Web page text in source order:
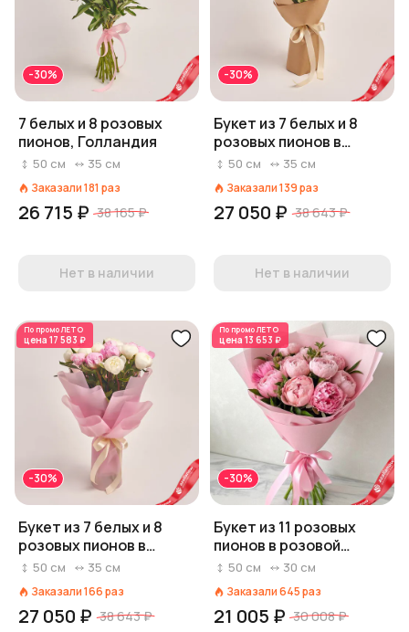
-30%
7 белых и 8 розовых
пионов, Голландия
50 см 35 см
Заказали181 раз
26 715 ₽ 38 165 ₽
Нет в наличии
-30%
Букет из 7 белых и 8
розовых пионов в
крафте
50 см 35 см
Заказали139раз
27 050 ₽ 38 643 ₽
Нет в наличии
По промоЛЕТО
цена 17 583 ₽
-30%
Букет из 7 белых и 8
розовых пионов в
розовой пленке
50 см 35 см
Заказали166раз
27 050 ₽ 38 643 ₽
По промоЛЕТО
цена 13 653 ₽
-30%
Букет из 11 розовых
пионов в розовой
бумаге
50 см 30 см
Заказали645раз
21 005 ₽ 30 008 ₽